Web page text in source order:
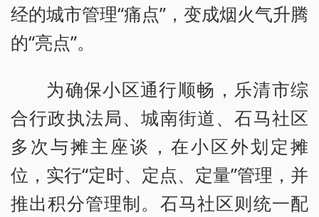
经的城市管理“痛点”，变成烟火气升腾
的“亮点”。
为确保小区通行顺畅，乐清市综
合行政执法局、城南街道、石马社区
多次与摊主座谈，在小区外划定摊
位，实行“定时、定点、定量”管理，并
推出积分管理制。石马社区则统一配